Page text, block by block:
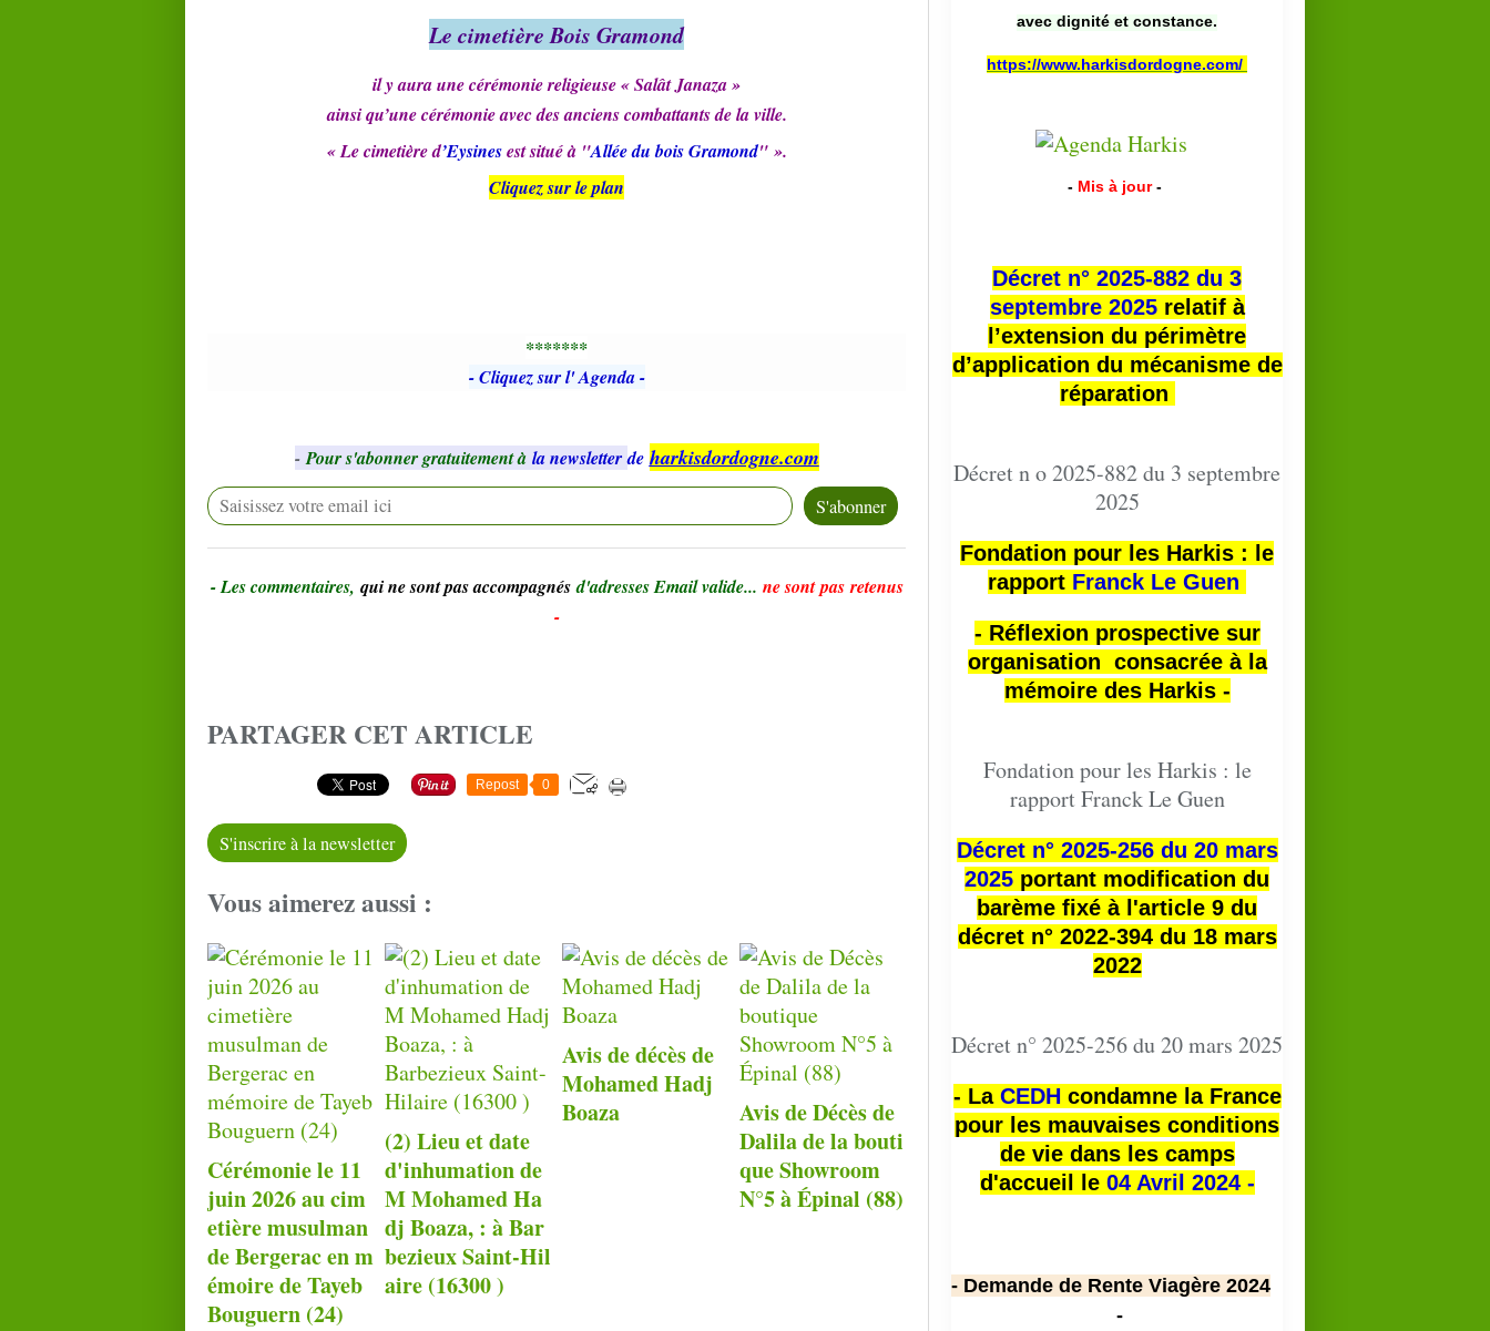
Le cimetière Bois Gramond
il y aura une cérémonie religieuse « Salât Janaza »
ainsi qu’une cérémonie avec des anciens combattants de la ville.
« Le cimetière d’Eysinesest situé à "Allée du bois Gramond" ».
Cliquez sur le plan
*******
- Cliquez sur l' Agenda -
- Pour s'abonner gratuitement à la newsletter de harkisdordogne.com
- Les commentaires, qui ne sont pas accompagnésd'adresses Email valide... ne sont pas retenus
-
PARTAGER CET ARTICLE
Repost 0
S'inscrire à la newsletter
Vous aimerez aussi :
Cérémonie le 11
juin 2026 au cim
etière musulman
de Bergerac en m
émoire de Tayeb
Bouguern (24)
(2) Lieu et date
d'inhu­ma­tion de
M Mohamed Ha
dj Boaza, : à Bar
bezieux Saint-Hil
aire (16300 )
Avis de décès de
Mohamed Hadj
Boaza
Avis de Décès de
Dalila de la bouti
que Showroom
N°5 à Épinal (88)
avec dignité et constance.
https://www.harkisdordogne.com/
- Mis à jour -
Décret n° 2025-882 du 3
septembre 2025relatif à
l’extension du périmètre
d’application du mécanisme de
réparation
Décret n o 2025-882 du 3 septembre
2025
Fondation pour les Harkis : le
rapport Franck Le Guen
- Réflexion prospective sur
organisation consacrée à la
mémoire des Harkis -
Fondation pour les Harkis : le
rapport Franck Le Guen
Décret n° 2025-256 du 20 mars
2025 portant modification du
barème fixé à l'article 9 du
décret n° 2022-394 du 18 mars
2022
Décret n° 2025-256 du 20 mars 2025
- La CEDHcondamne la France
pour les mauvaises conditions
de vie dans les camps
d'accueil le 04 Avril 2024 -
- Demande de Rente Viagère 2024
-